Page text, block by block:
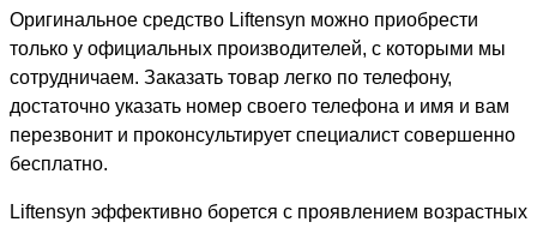
Оригинальное средство Liftensyn можно приобрести
только у официальных производителей, с которыми мы
сотрудничаем. Заказать товар легко по телефону,
достаточно указать номер своего телефона и имя и вам
перезвонит и проконсультирует специалист совершенно
бесплатно.
Liftensyn эффективно борется с проявлением возрастных